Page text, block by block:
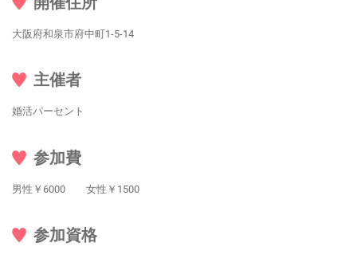
大阪府和泉市府中町1-5-14
主催者
婚活パーセント
参加費
男性￥6000 女性￥1500
参加資格